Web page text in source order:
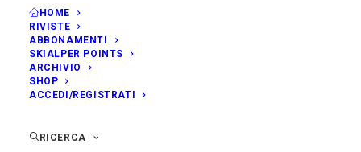
HOME
RIVISTE
ABBONAMENTI
SKIALPER POINTS
ARCHIVIO
SHOP
ACCEDI/REGISTRATI
RICERCA